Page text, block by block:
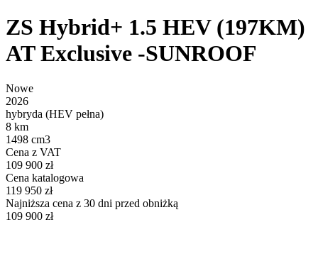
ZS Hybrid+ 1.5 HEV (197KM)
AT Exclusive -SUNROOF
Nowe
2026
hybryda (HEV pełna)
8 km
1498 cm3
Cena z VAT
109 900 zł
Cena katalogowa
119 950 zł
Najniższa cena z 30 dni przed obniżką
109 900 zł